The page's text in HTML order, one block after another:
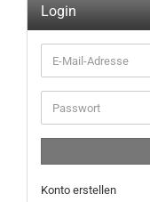
Login
E-
Mail-
Adresse
Passwort
Konto erstellen